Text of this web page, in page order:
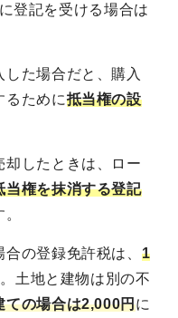
登記を受ける場合は
た場合だと、購入
るために抵当権の設
したときは、ロー
当権を抹消する登記
の登録免許税は、 1
土地と建物は別の不
ての場合は2,000円に